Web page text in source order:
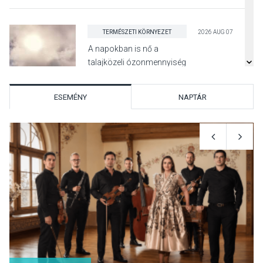
TERMÉSZETI KÖRNYEZET 2026 AUG 07
A napokban is nő a
talajközeli ózonmennyiség
KULTÚRA
Mi a pszichológia, és miért
van rá szükségünk? –
Beszélgetés a Kacsakő
Irodalmi Színpadon
KULTÚRA 2026 AUG 06
Különleges csillagles lesz
Tahitótfaluban a Bodor
ESEMÉNY NAPTÁR